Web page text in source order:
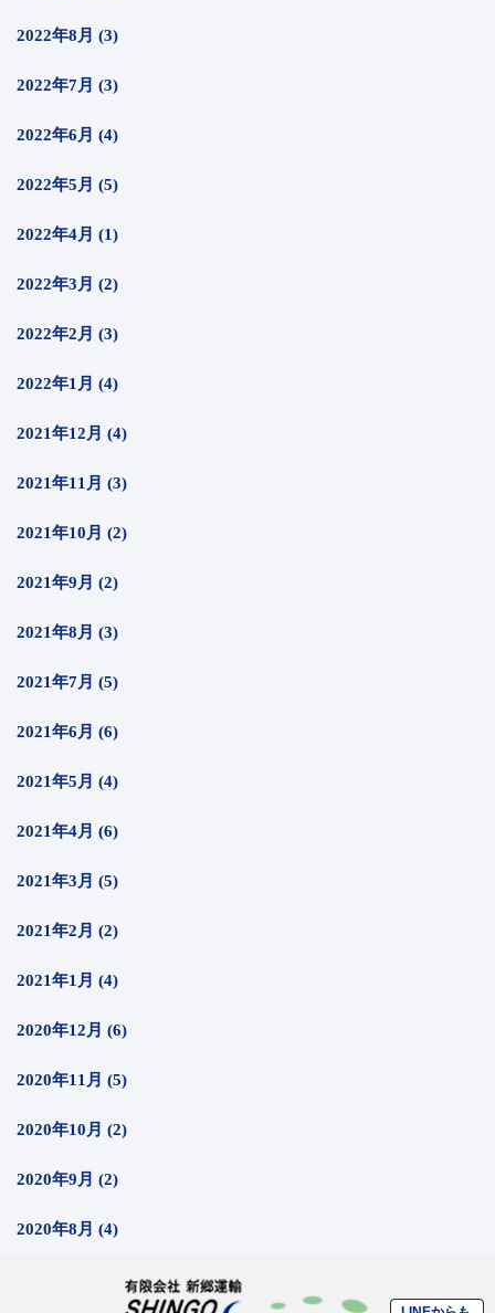
2022年8月 (3)
2022年7月 (3)
2022年6月 (4)
2022年5月 (5)
2022年4月 (1)
2022年3月 (2)
2022年2月 (3)
2022年1月 (4)
2021年12月 (4)
2021年11月 (3)
2021年10月 (2)
2021年9月 (2)
2021年8月 (3)
2021年7月 (5)
2021年6月 (6)
2021年5月 (4)
2021年4月 (6)
2021年3月 (5)
2021年2月 (2)
2021年1月 (4)
2020年12月 (6)
2020年11月 (5)
2020年10月 (2)
2020年9月 (2)
2020年8月 (4)